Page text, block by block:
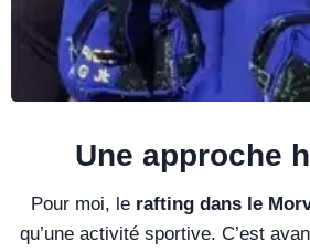
Une approche
Pour moi, le rafting dans le
qu’une activité sportive. C’est